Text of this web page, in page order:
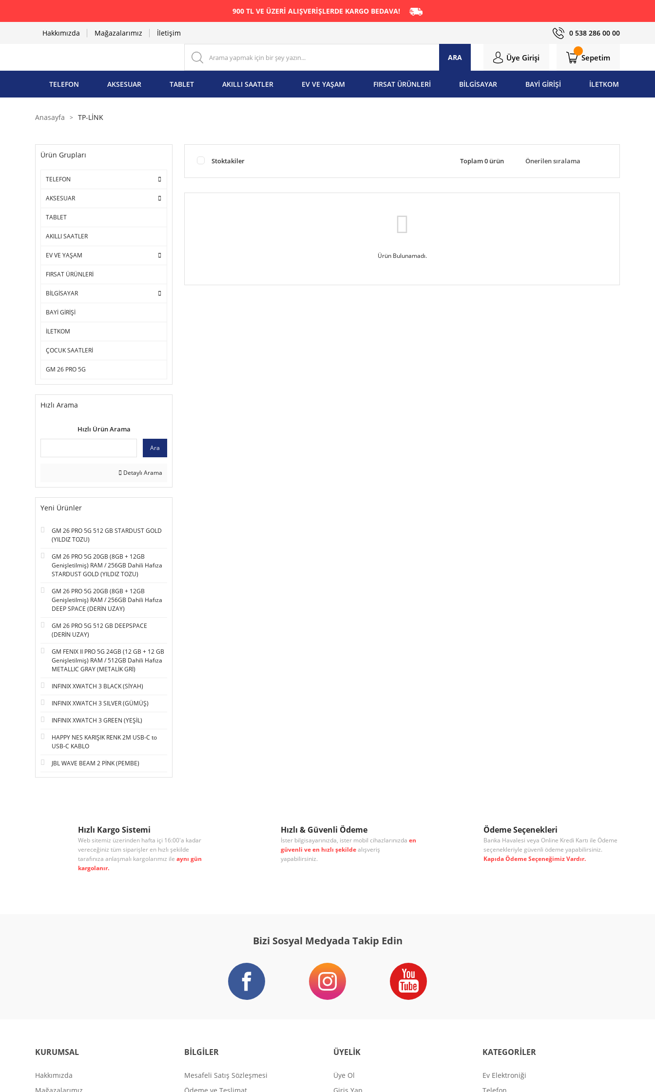
900 TL VE ÜZERİ ALIŞVERİŞLERDE KARGO BEDAVA!
Hakkımızda Mağazalarımız İletişim 0 538 286 00 00
ARA Üye Girişi Sepetim
TELEFON AKSESUAR TABLET AKILLI SAATLER EV VE YAŞAM FIRSAT ÜRÜNLERİ BİLGİSAYAR BAYİ GİRİŞİ İLETKOM
Anasayfa TP-LİNK
Ürün Grupları
TELEFON
AKSESUAR
TABLET
AKILLI SAATLER
EV VE YAŞAM
FIRSAT ÜRÜNLERİ
BİLGİSAYAR
BAYİ GİRİŞİ
İLETKOM
ÇOCUK SAATLERİ
GM 26 PRO 5G
Hızlı Arama
Hızlı Ürün Arama
Ara
Detaylı Arama
Yeni Ürünler
GM 26 PRO 5G 512 GB STARDUST GOLD
(YILDIZ TOZU)
GM 26 PRO 5G 20GB (8GB + 12GB
Genişletilmiş) RAM / 256GB Dahili Hafıza
STARDUST GOLD (YILDIZ TOZU)
GM 26 PRO 5G 20GB (8GB + 12GB
Genişletilmiş) RAM / 256GB Dahili Hafıza
DEEP SPACE (DERİN UZAY)
GM 26 PRO 5G 512 GB DEEPSPACE
(DERİN UZAY)
GM FENIX II PRO 5G 24GB (12 GB + 12 GB
Genişletilmiş) RAM / 512GB Dahili Hafıza
METALLIC GRAY (METALİK GRİ)
INFINIX XWATCH 3 BLACK (SİYAH)
INFINIX XWATCH 3 SILVER (GÜMÜŞ)
INFINIX XWATCH 3 GREEN (YEŞİL)
HAPPY NES KARIŞIK RENK 2M USB-C to
USB-C KABLO
JBL WAVE BEAM 2 PİNK (PEMBE)
Stoktakiler Toplam 0 ürün
Ürün Bulunamadı.
Hızlı Kargo Sistemi
Web sitemiz üzerinden hafta içi 16:00'a kadar
vereceğiniz tüm siparişler en hızlı şekilde
tarafınıza anlaşmalı kargolarımız ile aynı gün
kargolanır.
Hızlı & Güvenli Ödeme
İster bilgisayarınızda, ister mobil cihazlarınızda en
güvenli ve en hızlı şekildealışveriş
yapabilirsiniz.
Ödeme Seçenekleri
Banka Havalesi veya Online Kredi Kartı ile Ödeme
seçenekleriyle güvenli ödeme yapabilirsiniz.
Kapıda Ödeme Seçeneğimiz Vardır.
Bizi Sosyal Medyada Takip Edin
KURUMSAL
Hakkımızda
BİLGİLER
Mesafeli Satış Sözleşmesi
ÜYELİK
Üye Ol
KATEGORİLER
Ev Elektroniği